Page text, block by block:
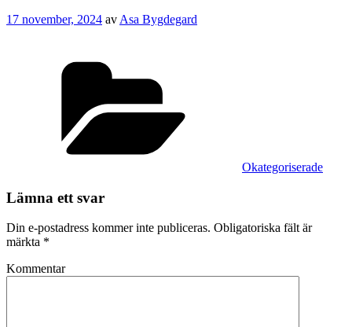
Publicerat
17 november, 2024 av Asa Bygdegard
Okategoriserade
Lämna ett svar
Din e-postadress kommer inte publiceras. Obligatoriska fält är
märkta *
Kommentar